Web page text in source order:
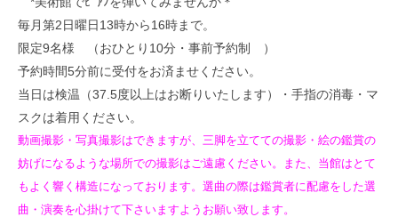
毎月第2日曜日13時から16時まで。
限定9名様 （おひとり10分・事前予約制 ）
予約時間5分前に受付をお済ませください。
当日は検温（37.5度以上はお断りいたします）・手指の消毒・マ
スクは着用ください。
動画撮影・写真撮影はできますが、三脚を立てての撮影・絵の鑑賞の
妨げになるような場所での撮影はご遠慮ください。また、当館はとて
もよく響く構造になっております。選曲の際は鑑賞者に配慮をした選
曲・演奏を心掛けて下さいますようお願い致します。